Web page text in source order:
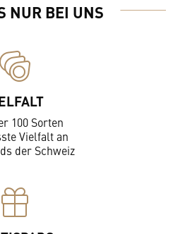
NUR BEI UNS
100 Sorten
Vielfalt an
der Schweiz